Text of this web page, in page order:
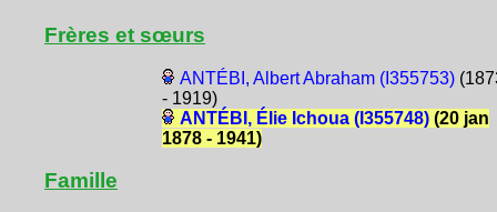
Frères et sœurs
ANTÉBI, Albert Abraham (I355753)
- 1919)
ANTÉBI, Élie Ichoua (I355748)(20 jan
1878 - 1941)
Famille